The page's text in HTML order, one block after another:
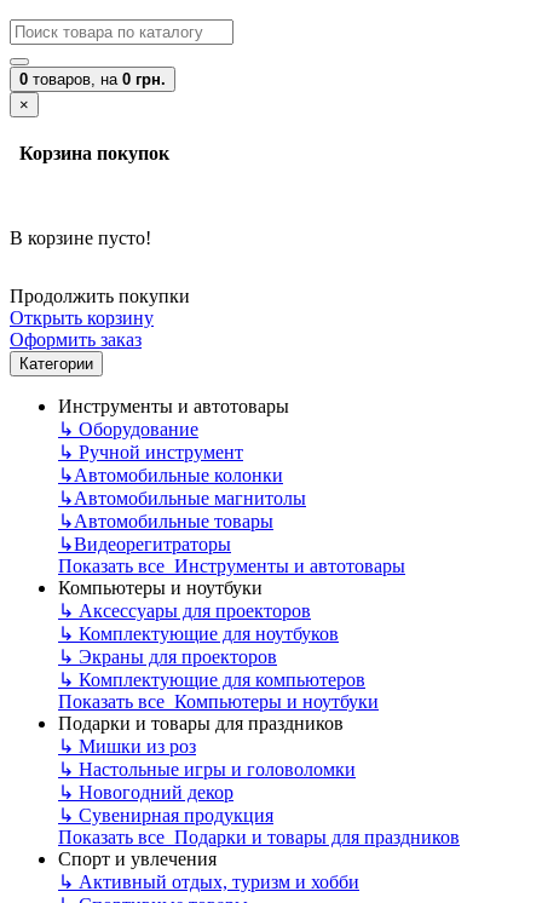
0 товаров, на 0 грн.
×
Корзина покупок
В корзине пусто!
Продолжить покупки
Открыть корзину
Оформить заказ
Категории
Инструменты и автотовары
↳ Оборудование
↳ Ручной инструмент
↳Автомобильные колонки
↳Автомобильные магнитолы
↳Автомобильные товары
↳Видеорегитраторы
Показать все Инструменты и автотовары
Компьютеры и ноутбуки
↳ Аксессуары для проекторов
↳ Комплектующие для ноутбуков
↳ Экраны для проекторов
↳ Комплектующие для компьютеров
Показать все Компьютеры и ноутбуки
Подарки и товары для праздников
↳ Мишки из роз
↳ Настольные игры и головоломки
↳ Новогодний декор
↳ Сувенирная продукция
Показать все Подарки и товары для праздников
Спорт и увлечения
↳ Активный отдых, туризм и хобби